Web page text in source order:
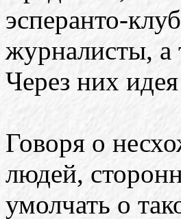
эсперанто-
журналисты, а
Через них
Говоря о
людей,
умолчать о